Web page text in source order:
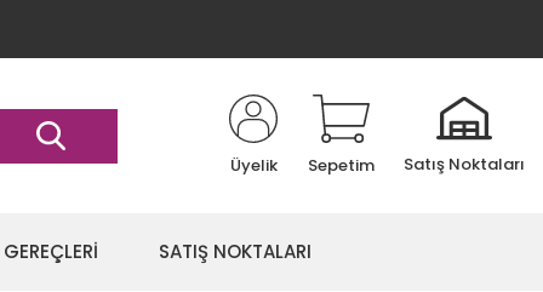
Üyelik Sepetim Satış Noktaları
SATIŞ NOKTALARI